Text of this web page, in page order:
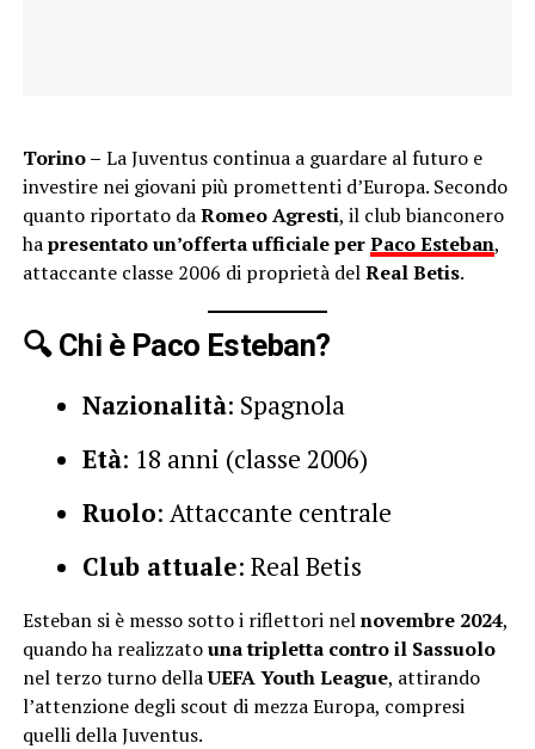
Torino – La Juventus continua a guardare al futuro e
investire nei giovani più promettenti d’Europa. Secondo
quanto riportato daRomeo Agresti, il club bianconero
hapresentato un’offerta ufficiale perPaco Esteban,
attaccante classe 2006 di proprietà delReal Betis.
🔍 Chi è Paco Esteban?
Nazionalità: Spagnola
Età: 18 anni (classe 2006)
Ruolo: Attaccante centrale
Club attuale: Real Betis
Esteban si è messo sotto i riflettori nelnovembre 2024,
quando ha realizzatouna tripletta contro il Sassuolo
nel terzo turno dellaUEFA Youth League, attirando
l’attenzione degli scout di mezza Europa, compresi
quelli della Juventus.